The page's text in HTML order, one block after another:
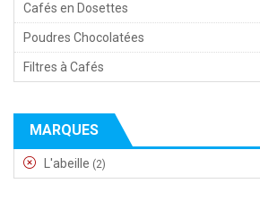
Cafés en Dosettes
Poudres Chocolatées
Filtres à Cafés
MARQUES
L'abeille (2)